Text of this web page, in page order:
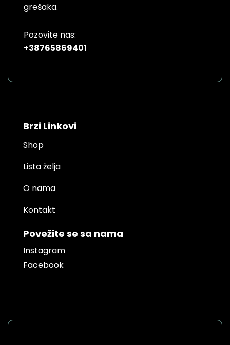
grešaka.
Pozovite nas:
+38765869401
Brzi Linkovi
Shop
Lista želja
O nama
Kontakt
Povežite se sa nama
Instagram
Facebook